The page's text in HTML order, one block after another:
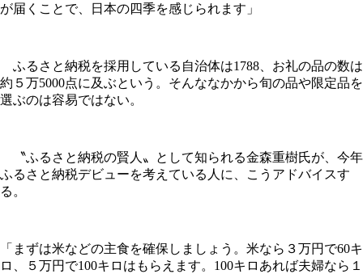
が届くことで、日本の四季を感じられます」
ふるさと納税を採用している自治体は1788、お礼の品の数は
約５万5000点に及ぶという。そんななかから旬の品や限定品を
選ぶのは容易ではない。
〝ふるさと納税の賢人〟として知られる金森重樹氏が、今年
ふるさと納税デビューを考えている人に、こうアドバイスす
る。
「まずは米などの主食を確保しましょう。米なら３万円で60キ
ロ、５万円で100キロはもらえます。100キロあれば夫婦なら１